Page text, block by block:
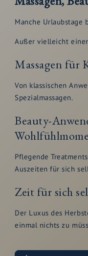
Manche Urlaubstage
Außer vielleicht
Massagen für
Von klassischen
Spezialmassagen.
Beauty-
Pflegende
Auszeiten für sich
Zeit für sich
Der Luxus des
einmal nichts zu